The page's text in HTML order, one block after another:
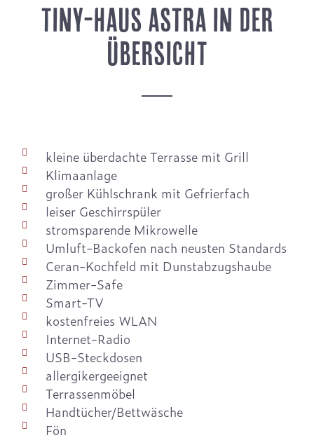
TINY-HAUS ASTRA IN DER
ÜBERSICHT
kleine überdachte Terrasse mit Grill
Klimaanlage
großer Kühlschrank mit Gefrierfach
leiser Geschirrspüler
stromsparende Mikrowelle
Umluft-Backofen nach neusten Standards
Ceran-Kochfeld mit Dunstabzugshaube
Zimmer-Safe
Smart-TV
kostenfreies WLAN
Internet-Radio
USB-Steckdosen
allergikergeeignet
Terrassenmöbel
Handtücher/Bettwäsche
Fön